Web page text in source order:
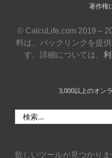
著作権
© CalcuLife.com 2019 –
料は、バックリンクを提
す。詳細については、
3,000以上のオン
索
欲しいツールが見つかり